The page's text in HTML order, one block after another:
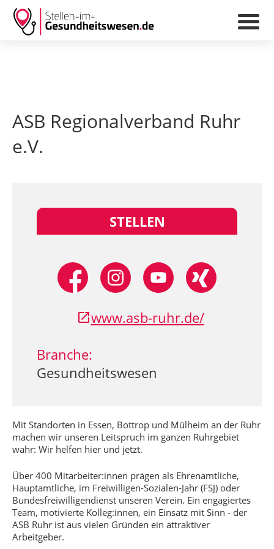
ASB Regionalverband Ruhr
e.V.
Mit Standorten in Essen, Bottrop und Mülheim an der Ruhr
machen wir unseren Leitspruch im ganzen Ruhrgebiet
wahr: Wir helfen hier und jetzt.
Über 400 Mitarbeiter:innen prägen als Ehrenamtliche,
Hauptamtliche, im Freiwilligen-Sozialen-Jahr (FSJ) oder
Bundesfreiwilligendienst unseren Verein. Ein engagiertes
Team, motivierte Kolleg:innen, ein Einsatz mit Sinn - der
ASB Ruhr ist aus vielen Gründen ein attraktiver
Arbeitgeber.
STELLEN
www.asb-ruhr.de/
Branche:
Gesundheitswesen